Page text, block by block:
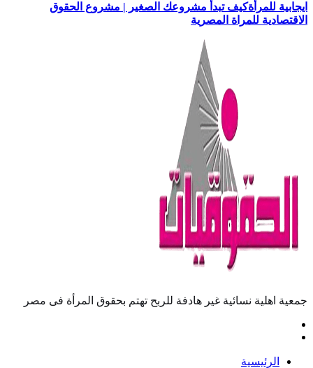
ايجابية للمرأةكيف تبدأ مشروعك الصغير | مشروع الحقوق
الاقتصادية للمراة المصرية
جمعية اهلية نسائية غير هادفة للربح تهتم بحقوق المرأة فى مصر
الرئيسية